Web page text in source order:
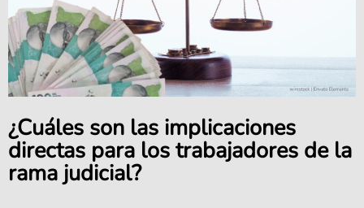
¿Cuáles son las implicaciones
directas para los trabajadores de la
rama judicial?